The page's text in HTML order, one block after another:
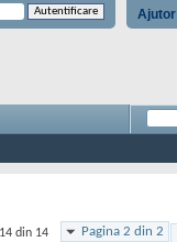
Ajutor
Pagina 2 din 2
din 14